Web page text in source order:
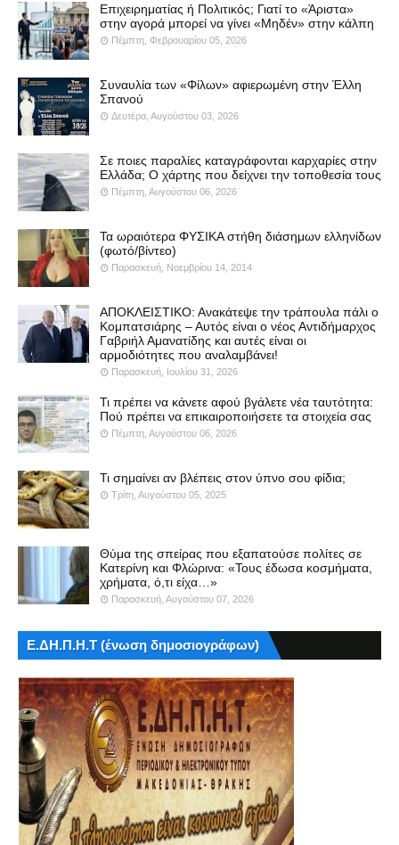
Επιχειρηματίας ή Πολιτικός; Γιατί το «Άριστα»
στην αγορά μπορεί να γίνει «Μηδέν» στην κάλπη
Πέμπτη, Φεβρουαρίου 05, 2026
Συναυλία των «Φίλων» αφιερωμένη στην Έλλη
Σπανού
Δευτέρα, Αυγούστου 03, 2026
Σε ποιες παραλίες καταγράφονται καρχαρίες στην
Ελλάδα; Ο χάρτης που δείχνει την τοποθεσία τους
Πέμπτη, Αυγούστου 06, 2026
Τα ωραιότερα ΦΥΣΙΚΑ στήθη διάσημων ελληνίδων
(φωτό/βίντεο)
Παρασκευή, Νοεμβρίου 14, 2014
ΑΠΟΚΛΕΙΣΤΙΚΟ: Ανακάτεψε την τράπουλα πάλι ο
Κομπατσιάρης – Αυτός είναι ο νέος Αντιδήμαρχος
Γαβριήλ Αμανατίδης και αυτές είναι οι
αρμοδιότητες που αναλαμβάνει!
Παρασκευή, Ιουλίου 31, 2026
Τι πρέπει να κάνετε αφού βγάλετε νέα ταυτότητα:
Πού πρέπει να επικαιροποιήσετε τα στοιχεία σας
Πέμπτη, Αυγούστου 06, 2026
Τι σημαίνει αν βλέπεις στον ύπνο σου φίδια;
Τρίτη, Αυγούστου 05, 2025
Θύμα της σπείρας που εξαπατούσε πολίτες σε
Κατερίνη και Φλώρινα: «Τους έδωσα κοσμήματα,
χρήματα, ό,τι είχα…»
Παρασκευή, Αυγούστου 07, 2026
Ε.ΔΗ.Π.Η.Τ (ένωση δημοσιογράφων)